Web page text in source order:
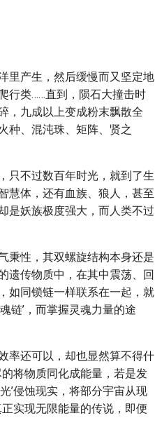
里产生，然后缓慢而又坚定地
行类……直到，陨石大撞击时
，九成以上变成粉末飘散全
种、混沌珠、矩阵、贤之
只不过数百年时光，就到了生
慧体，还有血族、狼人，甚至
是妖族极度强大，而人类不过
秉性，其双螺旋结构本身还是
遗传物质中，在其中震荡、回
如同锁链一样联系在一起，就
链’，而掌握灵魂力量的途
率还可以，却也显然算不得什
将物质同化成能量，若是发
’侵蚀现实，将部分宇宙从现
实现无限能量的传说，即便